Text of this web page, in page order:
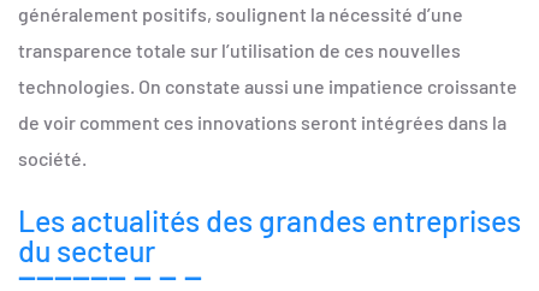
généralement positifs, soulignent la nécessité d’une
transparence totale sur l’utilisation de ces nouvelles
technologies. On constate aussi une impatience croissante
de voir comment ces innovations seront intégrées dans la
société.
Les actualités des grandes entreprises
du secteur